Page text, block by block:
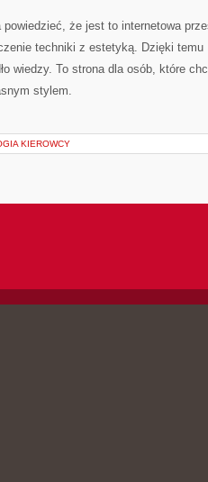
że jest to internetowa
techniki z estetyką. Dzięki
wiedzy. To strona dla osób, które
stylem.
KIEROWCY